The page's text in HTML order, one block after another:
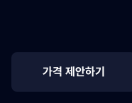
가격 제안하기